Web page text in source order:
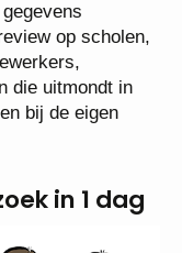
op scholen,
die uitmondt in
bij de eigen
in 1 dag